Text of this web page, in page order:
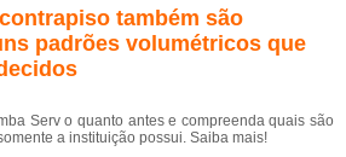
também são
padrões volumétricos que
Serv o quanto antes e compreenda quais são
a instituição possui. Saiba mais!